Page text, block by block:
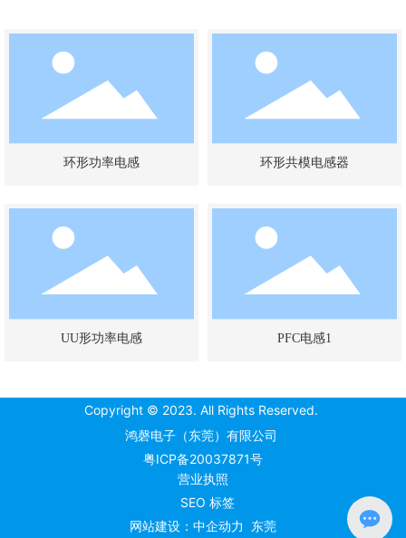
环形功率电感 环形共模电感器
UU形功率电感 PFC电感1
Copyright © 2023. All Rights Reserved.
鸿磬电子（东莞）有限公司
粤ICP备20037871号
营业执照
SEO 标签
网站建设：中企动力
东莞